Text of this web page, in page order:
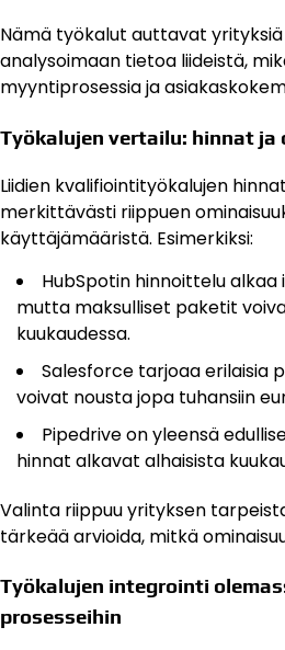
Nämä työkalut auttavat
analysoimaan tietoa liideistä,
myyntiprosessia ja
Työkalujen vertailu: hinnat ja
Liidien kvalifiointityökalujen
merkittävästi riippuen
käyttäjämääristä. Esimerkiksi:
HubSpotin hinnoittelu
mutta maksulliset paketit
kuukaudessa.
Salesforce tarjoaa erilaisia
voivat nousta jopa tuhansiin
Pipedrive on yleensä
hinnat alkavat alhaisista
Valinta riippuu yrityksen
tärkeää arvioida, mitkä
Työkalujen integrointi
prosesseihin